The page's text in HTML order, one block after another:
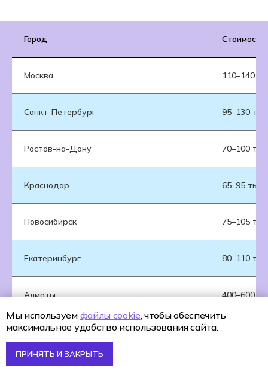
Город Стоимость
Москва 110–140
Санкт-Петербург 95–130
Ростов-на-Дону 70–100
Краснодар 65–95 тыс
Новосибирск 75–105
Екатеринбург 80–110
Алматы 400–600
Мы используем файлы cookie, чтобы обеспечить
максимальное удобство использования сайта.
ПРИНЯТЬ И ЗАКРЫТЬ